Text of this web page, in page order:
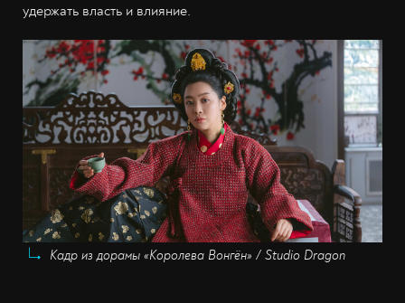
удержать власть и влияние.
Кадр из дорамы «Королева Вонгён» / Studio Dragon